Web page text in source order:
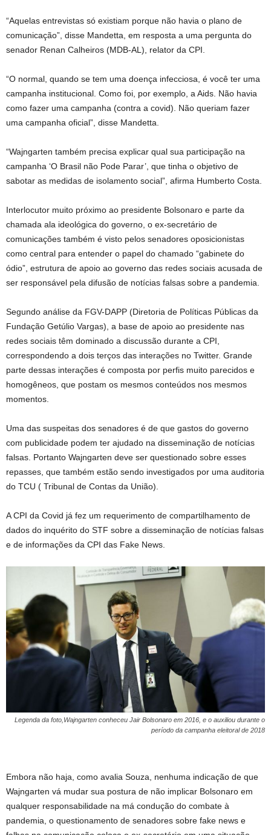
“Aquelas entrevistas só existiam porque não havia o plano de
comunicação”, disse Mandetta, em resposta a uma pergunta do
senador Renan Calheiros (MDB-AL), relator da CPI.
“O normal, quando se tem uma doença infecciosa, é você ter uma
campanha institucional. Como foi, por exemplo, a Aids. Não havia
como fazer uma campanha (contra a covid). Não queriam fazer
uma campanha oficial”, disse Mandetta.
“Wajngarten também precisa explicar qual sua participação na
campanha ‘O Brasil não Pode Parar’, que tinha o objetivo de
sabotar as medidas de isolamento social”, afirma Humberto Costa.
Interlocutor muito próximo ao presidente Bolsonaro e parte da
chamada ala ideológica do governo, o ex-secretário de
comunicações também é visto pelos senadores oposicionistas
como central para entender o papel do chamado “gabinete do
ódio”, estrutura de apoio ao governo das redes sociais acusada de
ser responsável pela difusão de notícias falsas sobre a pandemia.
Segundo análise da FGV-DAPP (Diretoria de Políticas Públicas da
Fundação Getúlio Vargas), a base de apoio ao presidente nas
redes sociais têm dominado a discussão durante a CPI,
correspondendo a dois terços das interações no Twitter. Grande
parte dessas interações é composta por perfis muito parecidos e
homogêneos, que postam os mesmos conteúdos nos mesmos
momentos.
Uma das suspeitas dos senadores é de que gastos do governo
com publicidade podem ter ajudado na disseminação de notícias
falsas. Portanto Wajngarten deve ser questionado sobre esses
repasses, que também estão sendo investigados por uma auditoria
do TCU ( Tribunal de Contas da União).
A CPI da Covid já fez um requerimento de compartilhamento de
dados do inquérito do STF sobre a disseminação de notícias falsas
e de informações da CPI das Fake News.
Legenda da foto,Wajngarten conheceu Jair Bolsonaro em 2016, e o auxiliou durante o
período da campanha eleitoral de 2018
Embora não haja, como avalia Souza, nenhuma indicação de que
Wajngarten vá mudar sua postura de não implicar Bolsonaro em
qualquer responsabilidade na má condução do combate à
pandemia, o questionamento de senadores sobre fake news e